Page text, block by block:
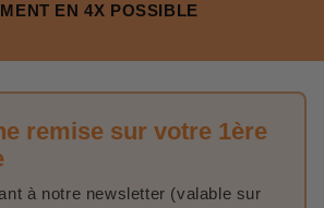
EN 4X POSSIBLE
remise sur votre 1ère
à notre newsletter (valable sur